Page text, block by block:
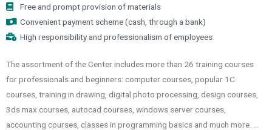
Free and prompt provision of materials
Convenient payment scheme (cash, through a bank)
High responsibility and professionalism of employees
The assortment of the Center includes more than 26 training courses
for professionals and beginners: computer courses, popular 1C
courses, training in drawing, digital photo processing, design courses,
3ds max courses, autocad courses, windows server courses,
accounting courses, classes in programming basics and much more. …